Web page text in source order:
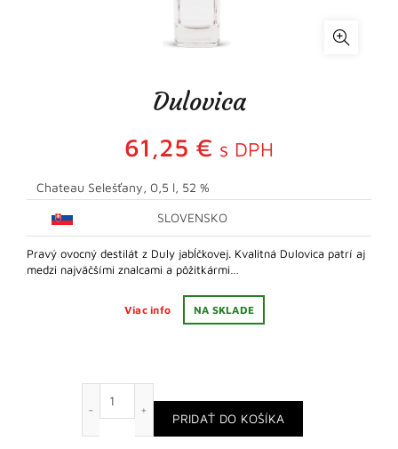
Dulovica
61,25 € s DPH
Chateau Selešťany, 0,5 l, 52 %
SLOVENSKO
Pravý ovocný destilát z Duly jabĺčkovej. Kvalitná Dulovica patrí aj
medzi najväčšími znalcami a pôžitkármi…
Viac info NA SKLADE
PRIDAŤ DO KOŠÍKA